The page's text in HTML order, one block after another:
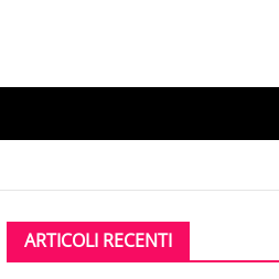
ARTICOLI RECENTI